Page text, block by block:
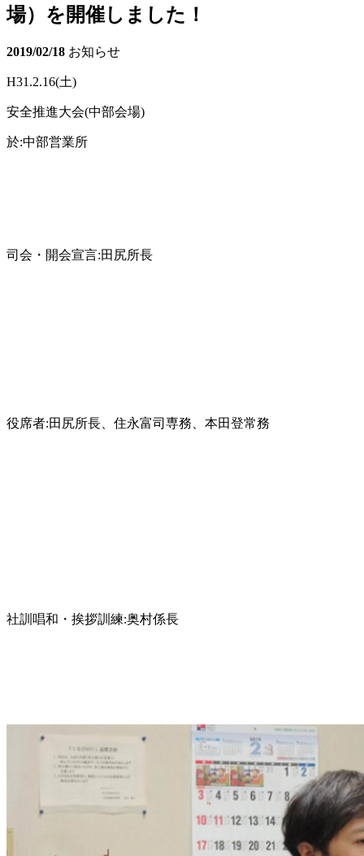
場）を開催しました！
2019/02/18 お知らせ
H31.2.16(土)
安全推進大会(中部会場)
於:中部営業所
司会・開会宣言:田尻所長
役席者:田尻所長、住永富司専務、本田登常務
社訓唱和・挨拶訓練:奥村係長